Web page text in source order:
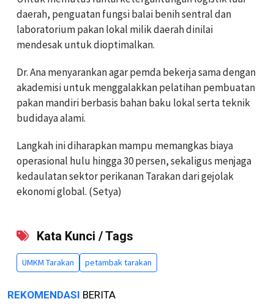
daerah, penguatan fungsi balai benih sentral dan
laboratorium pakan lokal milik daerah dinilai
mendesak untuk dioptimalkan.
Dr. Ana menyarankan agar pemda bekerja sama dengan
akademisi untuk menggalakkan pelatihan pembuatan
pakan mandiri berbasis bahan baku lokal serta teknik
budidaya alami.
Langkah ini diharapkan mampu memangkas biaya
operasional hulu hingga 30 persen, sekaligus menjaga
kedaulatan sektor perikanan Tarakan dari gejolak
ekonomi global. (Setya)
Kata Kunci / Tags
UMKM Tarakan petambak tarakan
REKOMENDASI BERITA